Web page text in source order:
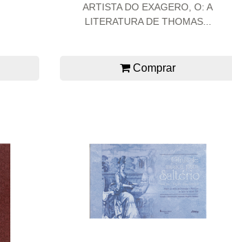
ARTISTA DO EXAGERO, O: A
LITERATURA DE THOMAS...
Comprar